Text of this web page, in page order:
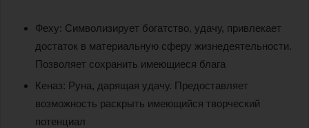
Феху: Символизирует богатство, удачу, привлекает
достаток в материальную сферу жизнедеятельности.
Позволяет сохранить имеющиеся блага
Кеназ: Руна, дарящая удачу. Предоставляет
возможность раскрыть имеющийся творческий
потенциал